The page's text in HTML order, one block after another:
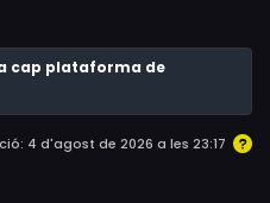
Berger
cap plataforma de
4 d'agost de 2026 a les 23:17